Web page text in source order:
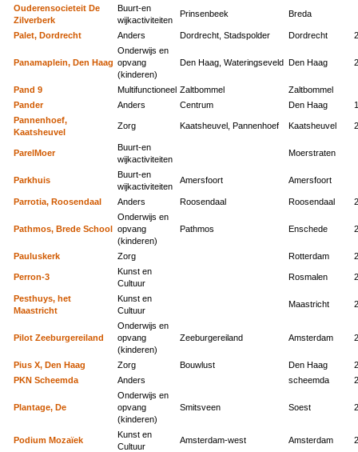
Ouderensocieteit De
Zilverberk
Buurt-en
wijkactiviteiten
Prinsenbeek Breda
Palet, Dordrecht Anders Dordrecht, Stadspolder Dordrecht
Panamaplein, Den Haag
Onderwijs en
opvang
(kinderen)
Den Haag, Wateringseveld Den Haag
Pand 9 Multifunctioneel Zaltbommel
Zaltbommel
Pander
Anders Centrum Den Haag
Pannenhoef,
Kaatsheuvel
Zorg Kaatsheuvel, Pannenhoef Kaatsheuvel
ParelMoer
Buurt-en
wijkactiviteiten
Moerstraten
Parkhuis
Buurt-en
wijkactiviteiten
Amersfoort Amersfoort
Parrotia, Roosendaal Anders Roosendaal Roosendaal
Pathmos, Brede School
Onderwijs en
opvang
(kinderen)
Pathmos Enschede
Pauluskerk Zorg Rotterdam
Perron-3
Kunst en
Cultuur
Rosmalen
Pesthuys, het
Maastricht
Kunst en
Cultuur
Maastricht
Pilot Zeeburgereiland
Onderwijs en
opvang
(kinderen)
Zeeburgereiland Amsterdam
Pius X, Den Haag Zorg Bouwlust Den Haag
PKN Scheemda
Anders scheemda
Plantage, De
Onderwijs en
opvang
(kinderen)
Smitsveen Soest
Podium Mozaïek
Kunst en
Cultuur
Amsterdam-west Amsterdam